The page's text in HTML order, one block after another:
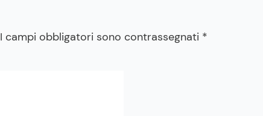
I campi obbligatori sono contrassegnati *